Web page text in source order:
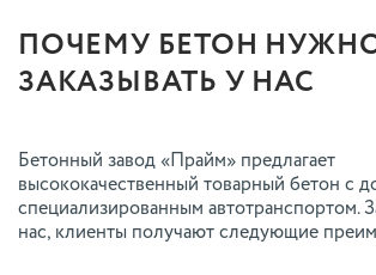
ПОЧЕМУ БЕТОН
ЗАКАЗЫВАТЬ У НАС
Бетонный завод «Прайм» предлагает
высококачественный товарный бетон с
специализированным автотранспортом.
нас, клиенты получают следующие